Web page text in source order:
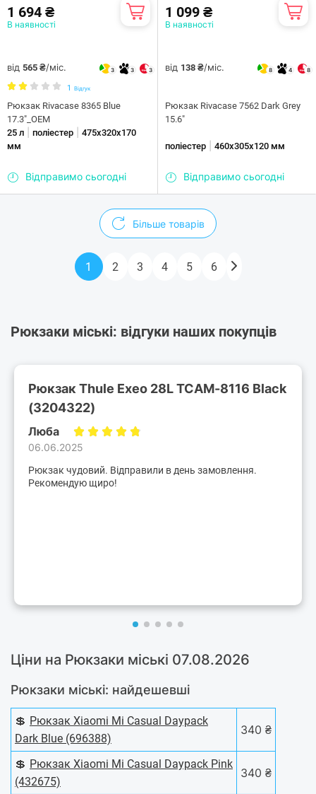
1 694 ₴
В наявності
від 565 ₴/міс. 3 3 3
1 Відгук
Рюкзак Rivacase 8365 Blue
17.3"_OEM
25 л
поліестер
475х320х170
мм
Відправимо сьогодні
1 099 ₴
В наявності
від 138 ₴/міс. 8 4 8
Рюкзак Rivacase 7562 Dark Grey
15.6"
поліестер 460х305х120 мм
Відправимо сьогодні
Більше товарів
1 2 3 4 5 6
Рюкзаки міські: відгуки наших покупців
Рюкзак Thule Exeo 28L TCAM-8116 Black
(3204322)
Люба
06.06.2025
Рюкзак чудовий. Відправили в день замовлення.
Рекомендую щиро!
Ціни на Рюкзаки міські 07.08.2026
Рюкзаки міські: найдешевші
💲 Рюкзак Xiaomi Mi Casual Daypack
Dark Blue (696388)
340 ₴
💲 Рюкзак Xiaomi Mi Casual Daypack Pink
(432675)
340 ₴